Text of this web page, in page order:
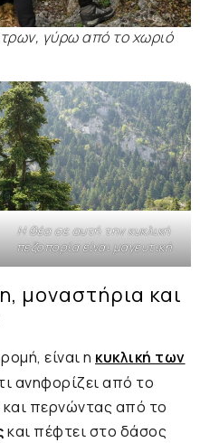
γύρω από το χωριό
Η θέα σε αυτή την κυκλική
πεζοπορία είναι μαγευτική
μοναστήρια και
είναι η κυκλική των
ανηφορίζει από το
και περνώντας από το
και πέφτει στο δάσος